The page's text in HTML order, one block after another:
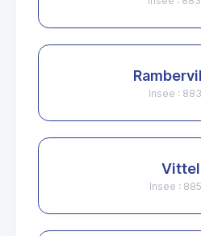
Insee :
Vittel
Insee :